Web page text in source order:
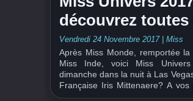
découvrez toutes
candidates
Vendredi 24 Novembre 2017| Miss
Après Miss Monde, remportée
Miss Inde, voici Miss
dimanche dans la nuit à Las
Française Iris Mittenaere? A vos
édition de Miss Univers se